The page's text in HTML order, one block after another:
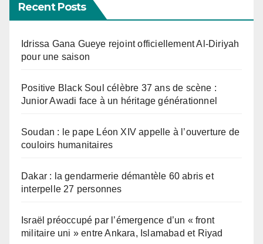
Recent Posts
Idrissa Gana Gueye rejoint officiellement Al-Diriyah
pour une saison
Positive Black Soul célèbre 37 ans de scène :
Junior Awadi face à un héritage générationnel
Soudan : le pape Léon XIV appelle à l’ouverture de
couloirs humanitaires
Dakar : la gendarmerie démantèle 60 abris et
interpelle 27 personnes
Israël préoccupé par l’émergence d’un « front
militaire uni » entre Ankara, Islamabad et Riyad